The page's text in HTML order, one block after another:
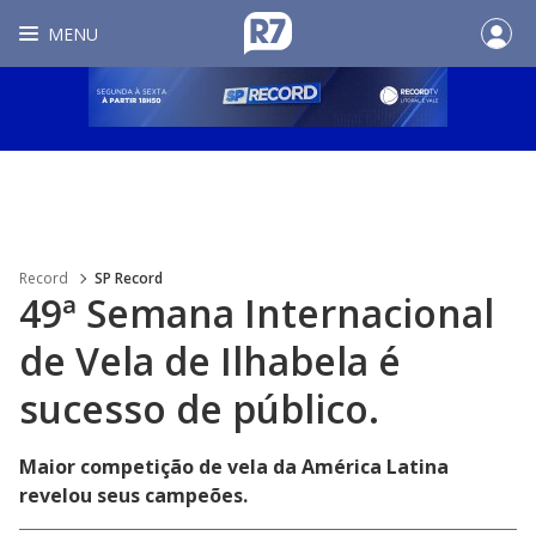
MENU
Record SP Record
49ª Semana Internacional
de Vela de Ilhabela é
sucesso de público.
Maior competição de vela da América Latina
revelou seus campeões.